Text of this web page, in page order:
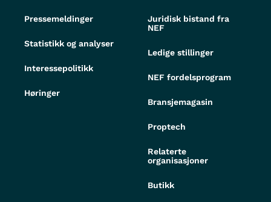
Pressemeldinger
Statistikk og analyser
Interessepolitikk
Høringer
Juridisk bistand fra
NEF
Ledige stillinger
NEF fordelsprogram
Bransjemagasin
Proptech
Relaterte
organisasjoner
Butikk